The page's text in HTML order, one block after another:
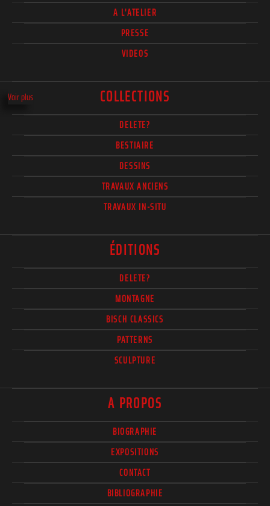
Voir plus
A L'ATELIER
PRESSE
VIDEOS
COLLECTIONS
DELETE?
BESTIAIRE
DESSINS
TRAVAUX ANCIENS
TRAVAUX IN-SITU
ÉDITIONS
DELETE?
MONTAGNE
BISCH CLASSICS
PATTERNS
SCULPTURE
A PROPOS
BIOGRAPHIE
EXPOSITIONS
CONTACT
BIBLIOGRAPHIE